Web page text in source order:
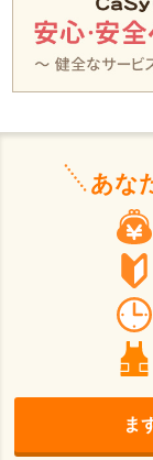
あな
ま